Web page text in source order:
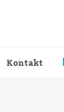
Kontakt